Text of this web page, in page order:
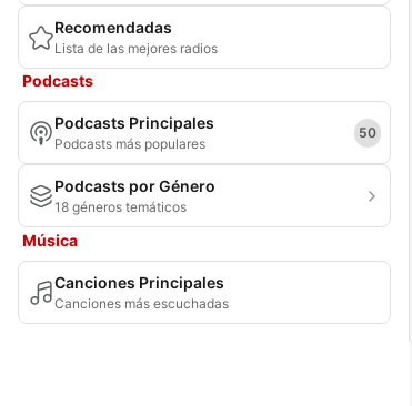
Recomendadas
Lista de las mejores radios
Podcasts
Podcasts Principales
Podcasts más populares
50
Podcasts por Género
18 géneros temáticos
Música
Canciones Principales
Canciones más escuchadas